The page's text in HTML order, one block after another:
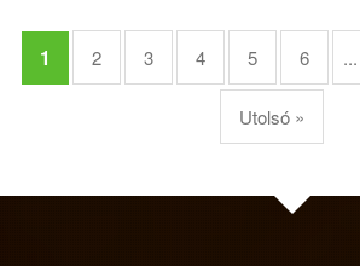
1 2 3 4 5 6 ...
Utolsó »